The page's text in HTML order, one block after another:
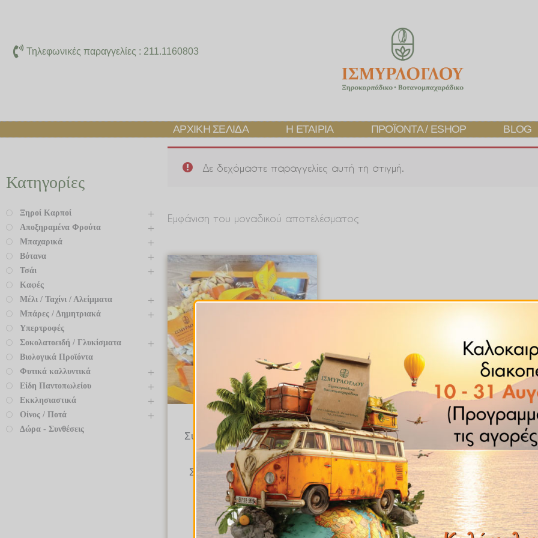
περιεχόμενο
Τηλεφωνικές παραγγελίες : 211.1160803
ΑΡΧΙΚΉ ΣΕΛΊΔΑ Η ΕΤΑΙΡΊΑ ΠΡΟΪΌΝΤΑ / ESHOP BLOG
Κατηγορίες
Ξηροί Καρποί
Αποξηραμένα Φρούτα
Μπαχαρικά
Βότανα
Τσάι
Καφές
Μέλι / Ταχίνι / Αλείμματα
Μπάρες / Δημητριακά
Υπερτροφές
Σοκολατοειδή / Γλυκίσματα
Βιολογικά Προϊόντα
Φυτικά καλλυντικά
Είδη Παντοπωλείου
Εκκλησιαστικά
Οίνος / Ποτά
Δώρα - Συνθέσεις
Δε δεχόμαστε παραγγελίες αυτή τη στιγμή.
Εμφάνιση του μοναδικού αποτελέσματος
Δώρα - Συνθέσεις
Σύνθεση Δώρου (Νο3) με
Ξηρούς Καρπούς,
Σοκολάτες, Φρούτα και
βασιλικούς γεμιστούς
χουρμάδες
€42.80